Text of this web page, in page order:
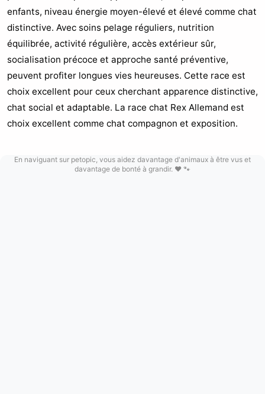
enfants, niveau énergie moyen-élevé et élevé comme chat
distinctive. Avec soins pelage réguliers, nutrition
équilibrée, activité régulière, accès extérieur sûr,
socialisation précoce et approche santé préventive,
peuvent profiter longues vies heureuses. Cette race est
choix excellent pour ceux cherchant apparence distinctive,
chat social et adaptable. La race chat Rex Allemand est
choix excellent comme chat compagnon et exposition.
En naviguant sur petopic, vous aidez davantage d'animaux à être vus et
davantage de bonté à grandir. ❤️ 🐾